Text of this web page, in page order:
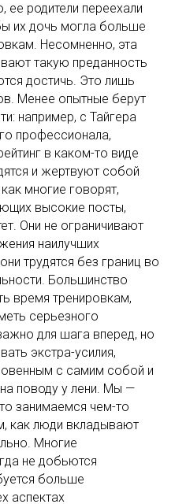
ее родители переехали
их дочь могла больше
Несомненно, эта
такую преданность
достичь. Это лишь
Менее опытные берут
например, с Тайгера
профессионала,
в каком-то виде
и жертвуют собой
многие говорят,
высокие посты,
Они не ограничивают
наилучших
трудятся без границ во
Большинство
время тренировкам,
серьезного
для шага вперед, но
экстра-усилия,
с самим собой и
поводу у лени. Мы —
занимаемся чем-то
как люди вкладывают
Многие
не добьются
больше
аспектах